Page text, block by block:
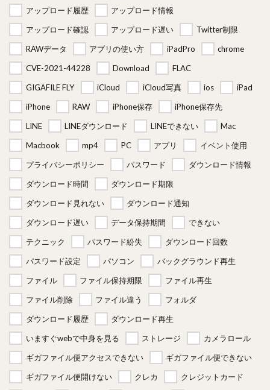
アップロード履歴
アップロード情報
アップロード確認
アップロード遅い
Twitter制限
RAWデータ
アプリの使い方 iPadPro
chrome
CVE-2021-44228
Download
FLAC
GIGAFILE FLY
iCloud iCloud写真 ios
iPad
iPhone
RAW iPhone保存
iPhone保存先
LINE
LINEダウンロード LINEできない
Mac
Macbook
mp4 PC アプリ
イベント使用
プライバシーポリシー
パスワード
ダウンロード情報
ダウンロード時間
ダウンロード期限
ダウンロード見れない
ダウンロード通知
ダウンロード遅い
データ保持期間
できない
テクニック
パスワード紛失
ダウンロード回数
パスワード設定
パソコン
バックグラウンド再生
ファイル
ファイル保持期限
ファイル再生
ファイル削除
ファイル違う
フォルダ
ダウンロード履歴
ダウンロード再生
いますぐwebで中身を見る
ストレージ
カメラロール
ギガファイル便アクセスできない
ギガファイル便できない
ギガファイル便開けない
クレカ クレジットカード